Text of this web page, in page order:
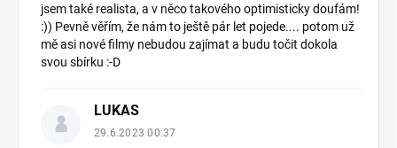
jsem také realista, a v něco takového optimisticky doufám!
:)) Pevně věřím, že nám to ještě pár let pojede.... potom už
mě asi nové filmy nebudou zajímat a budu točit dokola
svou sbírku :-D
LUKAS
29.6.2023 00:37